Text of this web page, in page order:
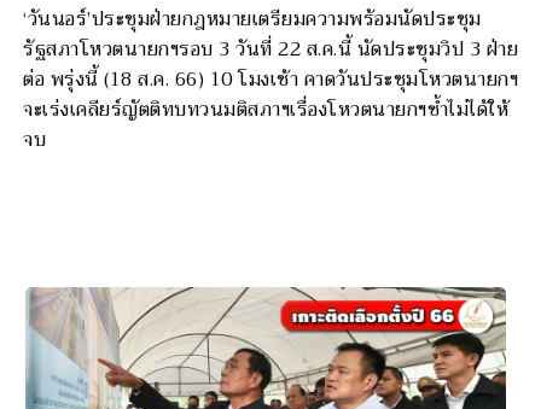
‘วันนอร์’ประชุมฝ่ายกฎหมายเตรียมความพร้อมนัดประชุม
รัฐสภาโหวตนายกฯรอบ 3 วันที่ 22 ส.ค.นี้ นัดประชุมวิป 3 ฝ่าย
ต่อ พรุ่งนี้ (18 ส.ค. 66) 10 โมงเช้า คาดวันประชุมโหวตนายกฯ
จะเร่งเคลียร์ญัตติทบทวนมติสภาฯเรื่องโหวตนายกฯซ้ำไม่ได้ให้
จบ